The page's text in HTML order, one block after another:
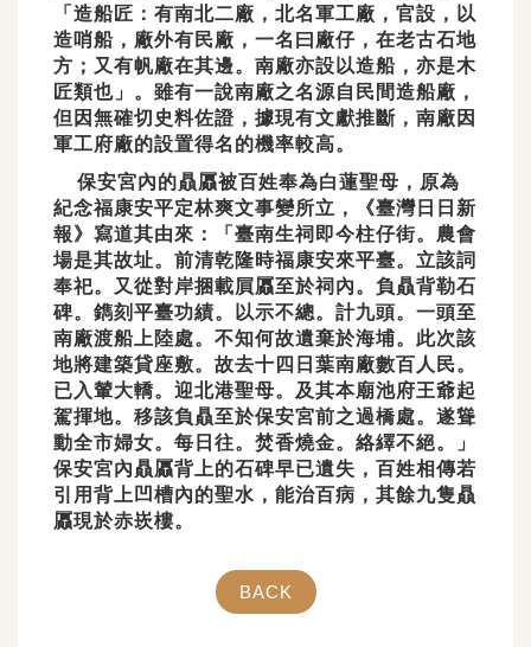
「造船匠：有南北二廠，北名軍工廠，官設，以
造哨船，廠外有民廠，一名曰廠仔，在老古石地
方；又有帆廠在其邊。南廠亦設以造船，亦是木
匠類也」。雖有一說南廠之名源自民間造船廠，
但因無確切史料佐證，據現有文獻推斷，南廠因
軍工府廠的設置得名的機率較高。
保安宮內的贔屭被百姓奉為白蓮聖母，原為
紀念福康安平定林爽文事變所立，《臺灣日日新
報》寫道其由來：「臺南生祠即今柱仔街。農會
場是其故址。前清乾隆時福康安來平臺。立該詞
奉祀。又從對岸捆載屓屭至於祠內。負贔背勒石
碑。鐫刻平臺功績。以示不總。計九頭。一頭至
南廠渡船上陸處。不知何故遺棄於海埔。此次該
地將建築貸座敷。故去十四日葉南廠數百人民。
已入輦大轎。迎北港聖母。及其本廟池府王爺起
駕揮地。移該負贔至於保安宮前之過橋處。遂聳
動全市婦女。每日往。焚香燒金。絡繹不絕。」
保安宮內贔屭背上的石碑早已遺失，百姓相傳若
引用背上凹槽內的聖水，能治百病，其餘九隻贔
屭現於赤崁樓。
BACK